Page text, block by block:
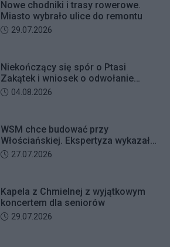
Nowe chodniki i trasy rowerowe.
Miasto wybrało ulice do remontu
Data dodania artykułu:
29.07.2026
Niekończący się spór o Ptasi
Zakątek i wniosek o odwołanie
przewodniczącego Rady Dzielnicy
Data dodania artykułu:
04.08.2026
WSM chce budować przy
Włościańskiej. Ekspertyza wykazała
problemy z gruntem pod
Data dodania artykułu:
27.07.2026
Kapela z Chmielnej z wyjątkowym
koncertem dla seniorów
Data dodania artykułu:
29.07.2026